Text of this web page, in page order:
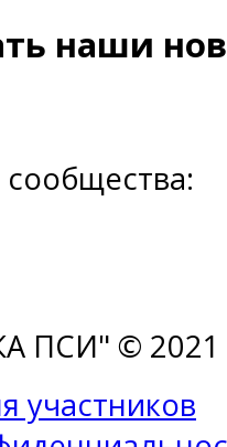
наши
ПСИ" © 2021
участников